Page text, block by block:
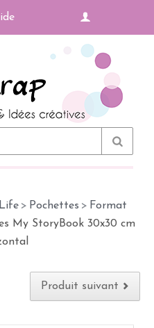
> Pochettes > Format
My StoryBook 30x30 cm
Produit suivant